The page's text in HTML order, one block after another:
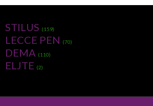
STILUS (159)
LECCE PEN (70)
DEMA (110)
ELJTE (2)